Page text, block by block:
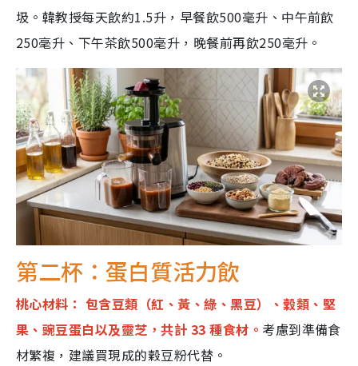
圾。韓教授每天飲約1.5升，早餐飲500毫升、中午前飲
250毫升、下午茶飲500毫升，晚餐前再飲250毫升。
第二杯：蛋白質活力飲
桃心材料： 包含豆類（紅、黃、綠、黑豆）、穀類、堅
果、豌豆蛋白以及靈芝，共計 33 種食材。 考慮到準備食
材繁複，建議買現成的穀豆粉代替。